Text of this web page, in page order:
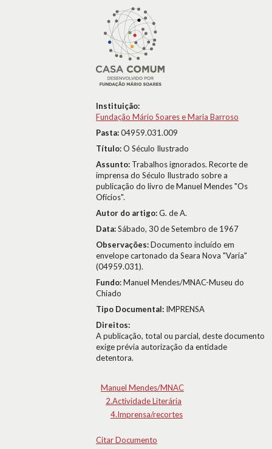
Instituição:
Fundação Mário Soares e Maria Barroso
Pasta:04959.031.009
Título:O Século Ilustrado
Assunto: Trabalhos ignorados. Recorte de
imprensa do Século Ilustrado sobre a
publicação do livro de Manuel Mendes "Os
Ofícios".
Autor do artigo:G. de A.
Data:Sábado, 30 de Setembro de 1967
Observações:Documento incluído em
envelope cartonado da Seara Nova "Varia"
(04959.031).
Fundo:Manuel Mendes/MNAC-Museu do
Chiado
Tipo Documental: IMPRENSA
Direitos:
A publicação, total ou parcial, deste documento
exige prévia autorização da entidade
detentora.
Manuel Mendes/MNAC
2.Actividade Literária
4.Imprensa/recortes
Citar Documento